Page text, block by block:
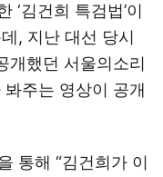
‘김건희 특검법’이
, 지난 대선 당시
개했던 서울의소리
주는 영상이 공개
통해 “김건희가 이